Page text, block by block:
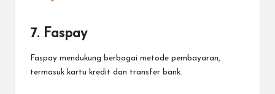
7. Faspay
Faspay mendukung berbagai metode pembayaran,
termasuk kartu kredit dan transfer bank.